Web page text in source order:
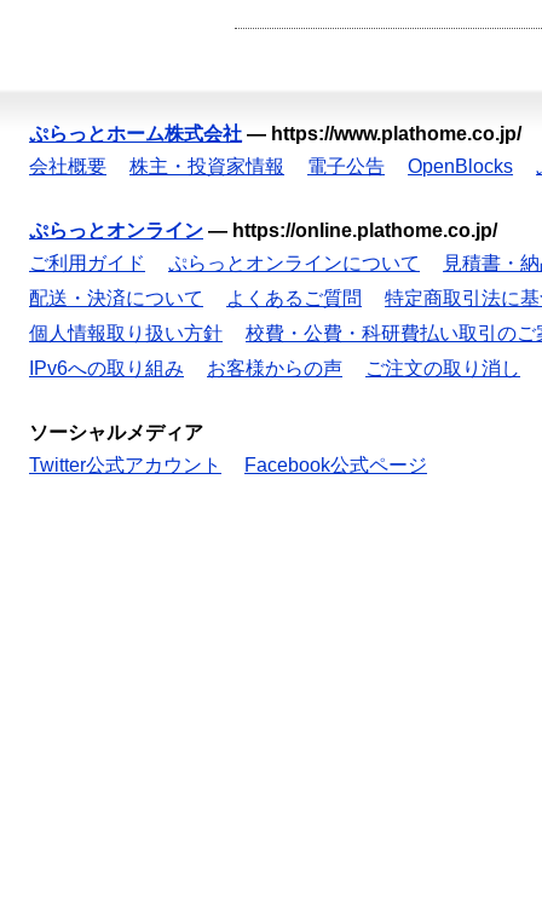
ぷらっとホーム株式会社 — https://www.plathome.co.jp/
会社概要
株主・投資家情報 電子公告 OpenBlocks
ぷらっとオンライン — https://online.plathome.co.jp/
ご利用ガイド
ぷらっとオンラインについて
見積書・
配送・決済について
よくあるご質問
特定商取引法に
個人情報取り扱い方針
校費・公費・科研費払い取引のご
IPv6への取り組み
お客様からの声 ご注文の取り消し
ソーシャルメディア
Twitter公式アカウント
Facebook公式ページ